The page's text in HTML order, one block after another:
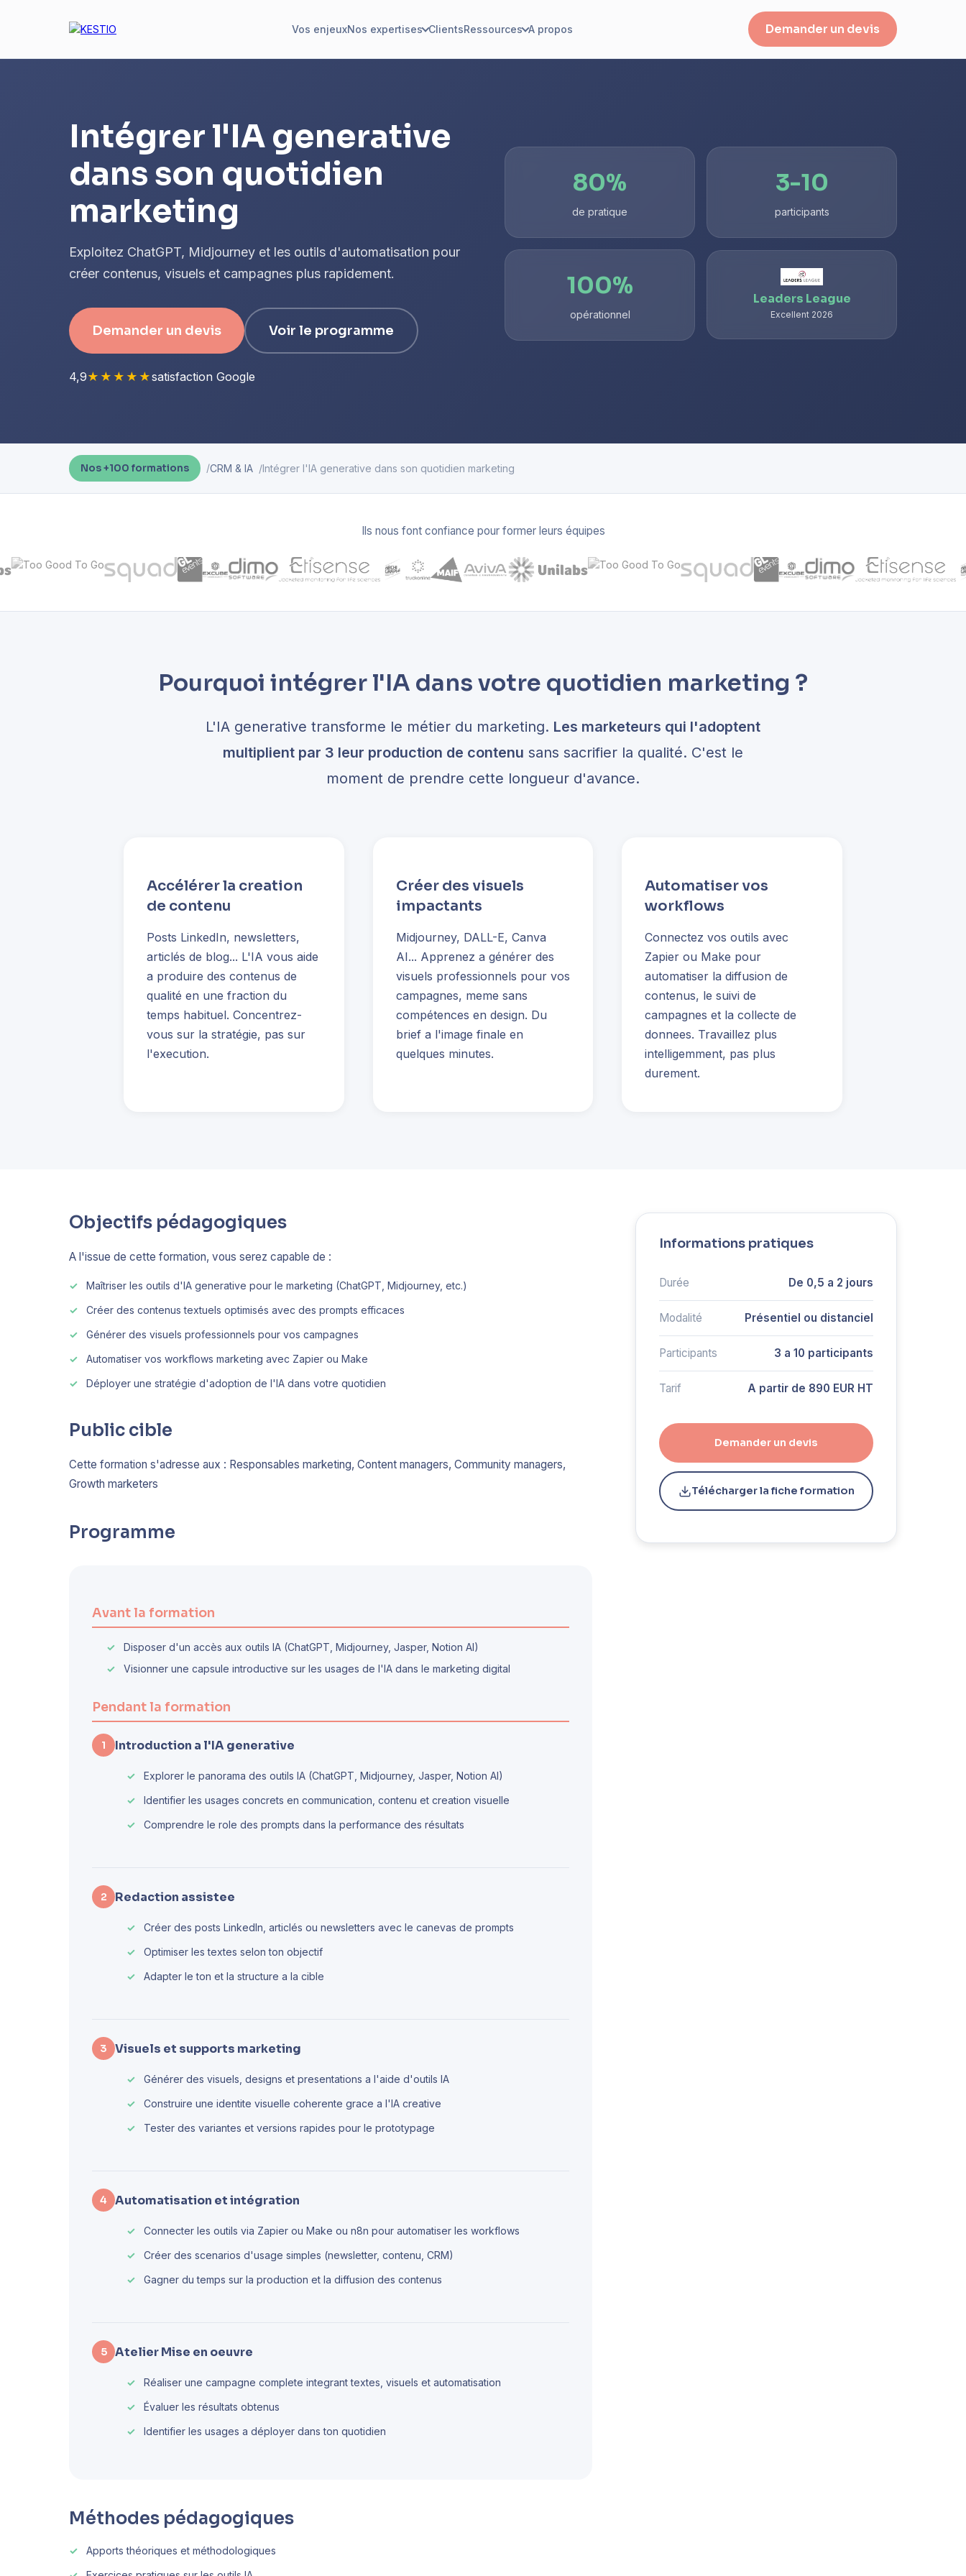
Vos enjeuxNos expertises ClientsRessources A propos Demander un devis
Intégrer l'IA generative
dans son quotidien
marketing
Exploitez ChatGPT, Midjourney et les outils d'automatisation pour
créer contenus, visuels et campagnes plus rapidement.
Demander un devis Voir le programme
4,9★★★★★satisfaction Google
80%
de pratique
3-10
participants
100%
opérationnel
Leaders League
Excellent 2026
Nos +100 formations CRM & IA Intégrer l'IA generative dans son quotidien marketing
Ils nous font confiance pour former leurs équipes
Pourquoi intégrer l'IA dans votre quotidien marketing ?
L'IA generative transforme le métier du marketing. Les marketeurs qui l'adoptent
multiplient par 3 leur production de contenu sans sacrifier la qualité. C'est le
moment de prendre cette longueur d'avance.
Accélérer la creation
de contenu
Posts LinkedIn, newsletters,
articlés de blog... L'IA vous aide
a produire des contenus de
qualité en une fraction du
temps habituel. Concentrez-
vous sur la stratégie, pas sur
l'execution.
Créer des visuels
impactants
Midjourney, DALL-E, Canva
AI... Apprenez a générer des
visuels professionnels pour vos
campagnes, meme sans
compétences en design. Du
brief a l'image finale en
quelques minutes.
Automatiser vos
workflows
Connectez vos outils avec
Zapier ou Make pour
automatiser la diffusion de
contenus, le suivi de
campagnes et la collecte de
donnees. Travaillez plus
intelligemment, pas plus
durement.
Objectifs pédagogiques
A l'issue de cette formation, vous serez capable de :
Maîtriser les outils d'IA generative pour le marketing (ChatGPT, Midjourney, etc.)
Créer des contenus textuels optimisés avec des prompts efficaces
Générer des visuels professionnels pour vos campagnes
Automatiser vos workflows marketing avec Zapier ou Make
Déployer une stratégie d'adoption de l'IA dans votre quotidien
Public cible
Cette formation s'adresse aux : Responsables marketing, Content managers, Community managers,
Growth marketers
Programme
Avant la formation
Disposer d'un accès aux outils IA (ChatGPT, Midjourney, Jasper, Notion AI)
Visionner une capsule introductive sur les usages de l'IA dans le marketing digital
Pendant la formation
1 Introduction a l'IA generative
Explorer le panorama des outils IA (ChatGPT, Midjourney, Jasper, Notion AI)
Identifier les usages concrets en communication, contenu et creation visuelle
Comprendre le role des prompts dans la performance des résultats
2 Redaction assistee
Créer des posts LinkedIn, articlés ou newsletters avec le canevas de prompts
Optimiser les textes selon ton objectif
Adapter le ton et la structure a la cible
3 Visuels et supports marketing
Générer des visuels, designs et presentations a l'aide d'outils IA
Construire une identite visuelle coherente grace a l'IA creative
Tester des variantes et versions rapides pour le prototypage
4 Automatisation et intégration
Connecter les outils via Zapier ou Make ou n8n pour automatiser les workflows
Créer des scenarios d'usage simples (newsletter, contenu, CRM)
Gagner du temps sur la production et la diffusion des contenus
5 Atelier Mise en oeuvre
Réaliser une campagne complete integrant textes, visuels et automatisation
Évaluer les résultats obtenus
Identifier les usages a déployer dans ton quotidien
Méthodes pédagogiques
Apports théoriques et méthodologiques
Informations pratiques
Durée De 0,5 a 2 jours
Modalité Présentiel ou distanciel
Participants 3 a 10 participants
Tarif A partir de 890 EUR HT
Demander un devis
Télécharger la fiche formation